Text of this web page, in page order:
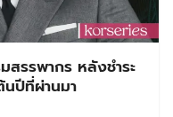
สรรพากร หลังชำระ
นปีที่ผ่านมา